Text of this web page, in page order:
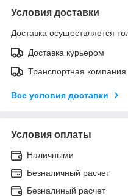
Условия доставки
Доставка осуществляется
Доставка курьером
Транспортная компания
Все условия доставки
Условия оплаты
Наличными
Безналичный расчет
Безналиный расчет